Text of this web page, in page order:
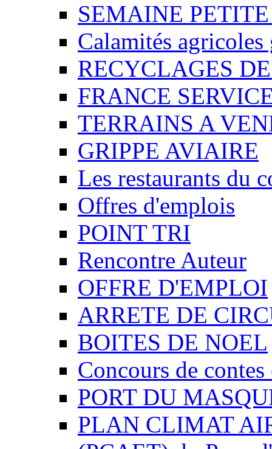
SEMAINE
Calamités
RECYCLAGES
FRANCE
TERRAINS A
GRIPPE AVIAIRE
Les restaurants du
Offres d'emplois
POINT TRI
Rencontre Auteur
OFFRE D'EMPLOI
ARRETE DE
BOITES DE NOEL
Concours de
PORT DU
PLAN CLIMAT